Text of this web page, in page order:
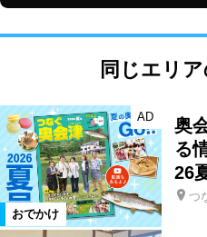
同じエリ
おでかけ
AD
奥
る
26
つ